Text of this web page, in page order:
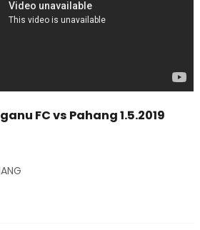
FC vs Pahang 1.5.2019